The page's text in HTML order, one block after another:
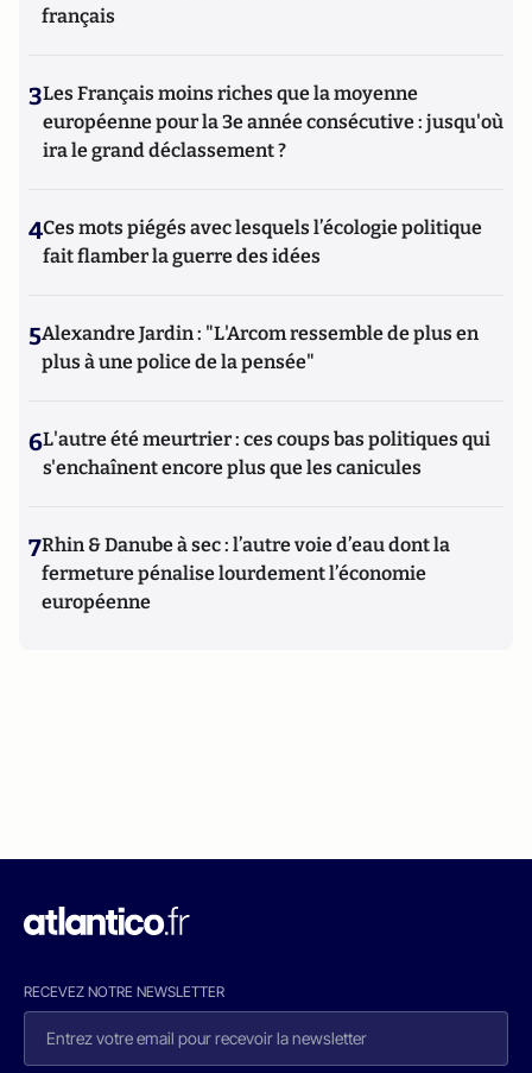
français
3Les Français moins riches que la moyenne
européenne pour la 3e année consécutive : jusqu'où
ira le grand déclassement ?
4Ces mots piégés avec lesquels l’écologie politique
fait flamber la guerre des idées
5Alexandre Jardin : "L'Arcom ressemble de plus en
plus à une police de la pensée"
6L'autre été meurtrier : ces coups bas politiques qui
s'enchaînent encore plus que les canicules
7Rhin & Danube à sec : l’autre voie d’eau dont la
fermeture pénalise lourdement l’économie
européenne
RECEVEZ NOTRE NEWSLETTER